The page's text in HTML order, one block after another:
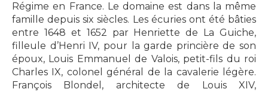
Régime en France. Le domaine est dans la même
famille depuis six siècles. Les écuries ont été bâties
entre 1648 et 1652 par Henriette de La Guiche,
filleule d’Henri IV, pour la garde princière de son
époux, Louis Emmanuel de Valois, petit-fils du roi
Charles IX, colonel général de la cavalerie légère.
François Blondel, architecte de Louis XIV,